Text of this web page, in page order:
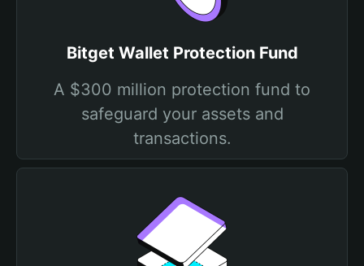
Bitget Wallet Protection Fund
A $300 million protection fund to
safeguard your assets and
transactions.